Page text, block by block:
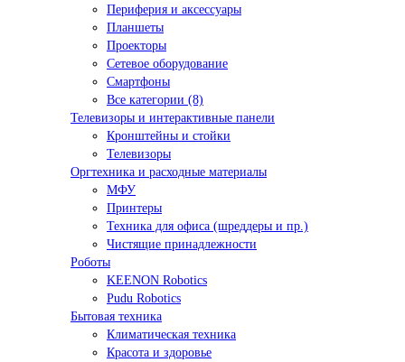
Периферия и аксессуары
Планшеты
Проекторы
Сетевое оборудование
Смартфоны
Все категории (8)
Телевизоры и интерактивные панели
Кронштейны и стойки
Телевизоры
Оргтехника и расходные материалы
МФУ
Принтеры
Техника для офиса (шреддеры и пр.)
Чистящие принадлежности
Роботы
KEENON Robotics
Pudu Robotics
Бытовая техника
Климатическая техника
Красота и здоровье